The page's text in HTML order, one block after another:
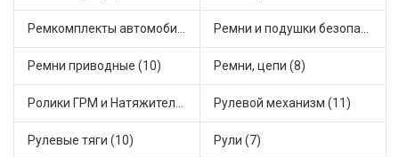
Ремкомплекты автомобильные (60) Ремни и подушки безопасности (9)
Ремни приводные (10) Ремни, цепи (8)
Ролики ГРМ и Натяжители (14) Рулевой механизм (11)
Рулевые тяги (10) Рули (7)